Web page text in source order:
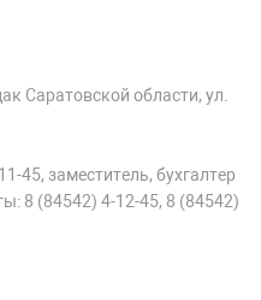
Саратовской области, ул.
45, заместитель, бухгалтер
8 (84542) 4-12-45, 8 (84542)